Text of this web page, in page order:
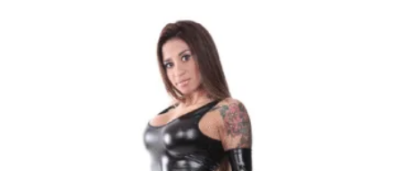
original
era:
$32,999.